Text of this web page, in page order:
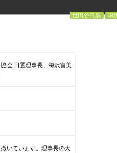
世田谷目黒 環
会 日置理事長、梅沢富美
いています。理事長の大